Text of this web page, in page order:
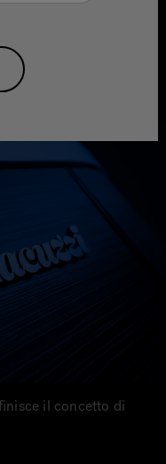
il concetto di